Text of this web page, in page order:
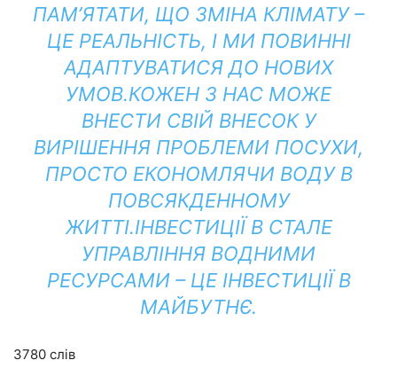
ПАМ’ЯТАТИ, ЩО ЗМІНА КЛІМАТУ –
ЦЕ РЕАЛЬНІСТЬ, І МИ ПОВИННІ
АДАПТУВАТИСЯ ДО НОВИХ
УМОВ.КОЖЕН З НАС МОЖЕ
ВНЕСТИ СВІЙ ВНЕСОК У
ВИРІШЕННЯ ПРОБЛЕМИ ПОСУХИ,
ПРОСТО ЕКОНОМЛЯЧИ ВОДУ В
ПОВСЯКДЕННОМУ
ЖИТТІ.ІНВЕСТИЦІЇ В СТАЛЕ
УПРАВЛІННЯ ВОДНИМИ
РЕСУРСАМИ – ЦЕ ІНВЕСТИЦІЇ В
МАЙБУТНЄ.
3780 слів